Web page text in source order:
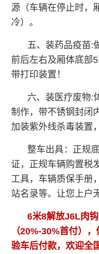
源（车辆在停止时，
冷）。
五、装药品疫苗:
前后左右及厢体底部
带打印装置！
六、装医疗废物:
制作，带不锈钢封闭
加装紫外线杀毒装置
整车出具：正规
证，正规车辆购置税
工具，车辆质保手册
站名录等。让您上户
6米8解放J6L肉
（20%-30%首付）
验车后付款，欢迎全